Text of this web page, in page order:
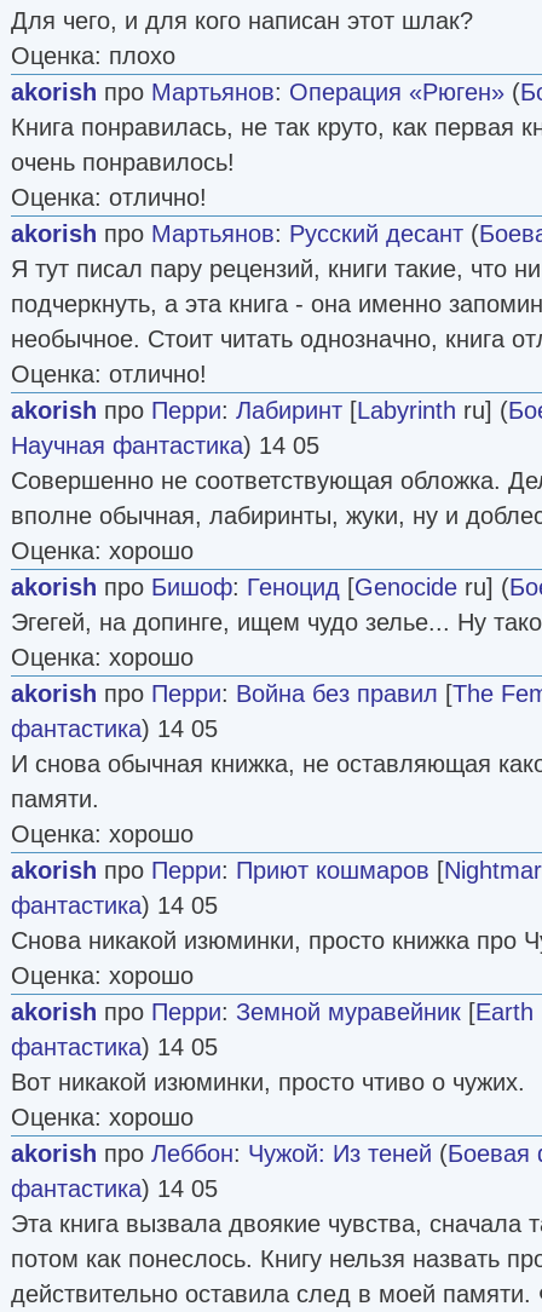
Для чего, и для кого написан этот шлак?
Оценка: плохо
akorish про Мартьянов: Операция «Рюген» (
Книга понравилась, не так круто, как первая
очень понравилось!
Оценка: отлично!
akorish про Мартьянов: Русский десант (
Я тут писал пару рецензий, книги такие, что
подчеркнуть, а эта книга - она именно
необычное. Стоит читать однозначно, книга
Оценка: отлично!
akorish про Перри: Лабиринт [Labyrinth ru] (
Научная фантастика) 14 05
Совершенно не соответствующая обложка.
вполне обычная, лабиринты, жуки, ну и
Оценка: хорошо
akorish про Бишоф: Геноцид [Genocide ru] (
Эгегей, на допинге, ищем чудо зелье... Ну
Оценка: хорошо
akorish про Перри: Война без правил [The
фантастика) 14 05
И снова обычная книжка, не оставляющая
памяти.
Оценка: хорошо
akorish про Перри: Приют кошмаров [
фантастика) 14 05
Снова никакой изюминки, просто книжка про
Оценка: хорошо
akorish про Перри: Земной муравейник [Earth
фантастика) 14 05
Вот никакой изюминки, просто чтиво о чужих.
Оценка: хорошо
akorish про Леббон: Чужой: Из теней (Боевая
фантастика) 14 05
Эта книга вызвала двоякие чувства, сначала
потом как понеслось. Книгу нельзя назвать
действительно оставила след в моей